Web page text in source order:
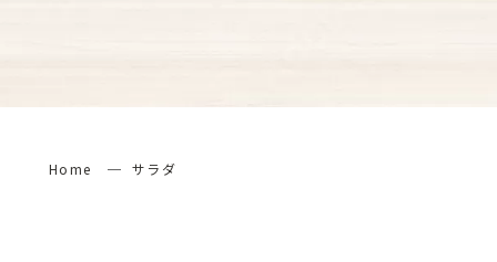
Home サラダ